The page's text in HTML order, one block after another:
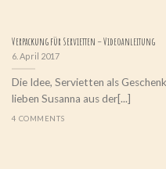
Verpackung für Servietten – Videoanleitung
6. April 2017
Die Idee, Servietten als
lieben Susanna aus der[...]
4 COMMENTS